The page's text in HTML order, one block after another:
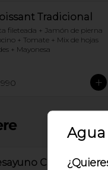
Tradicional
fileteada + Jamón de pierna
+ Tomate + Mix de hojas
+ Mayonesa
Clásico
Agua